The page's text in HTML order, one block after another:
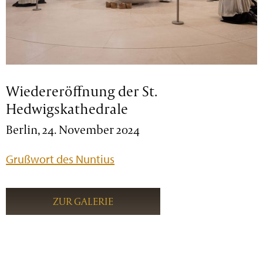
Wiedereröffnung der St.
Hedwigskathedrale
Berlin, 24. November 2024
Grußwort des Nuntius
ZUR GALERIE